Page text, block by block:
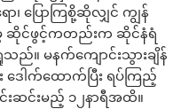
ပြောကြစို့ဆိုလျှင် ကျွန်
ခွဲ ဆိုင်ဖွင့်ကတည်းက ဆိုင်နံရံ
ည်။ မနက်ကျောင်းသွားချိန်
ေါက်ထောက်ပြီး ရပ်ကြည့်
ဆင်းမည့် ၁၂နာရီအထိ။